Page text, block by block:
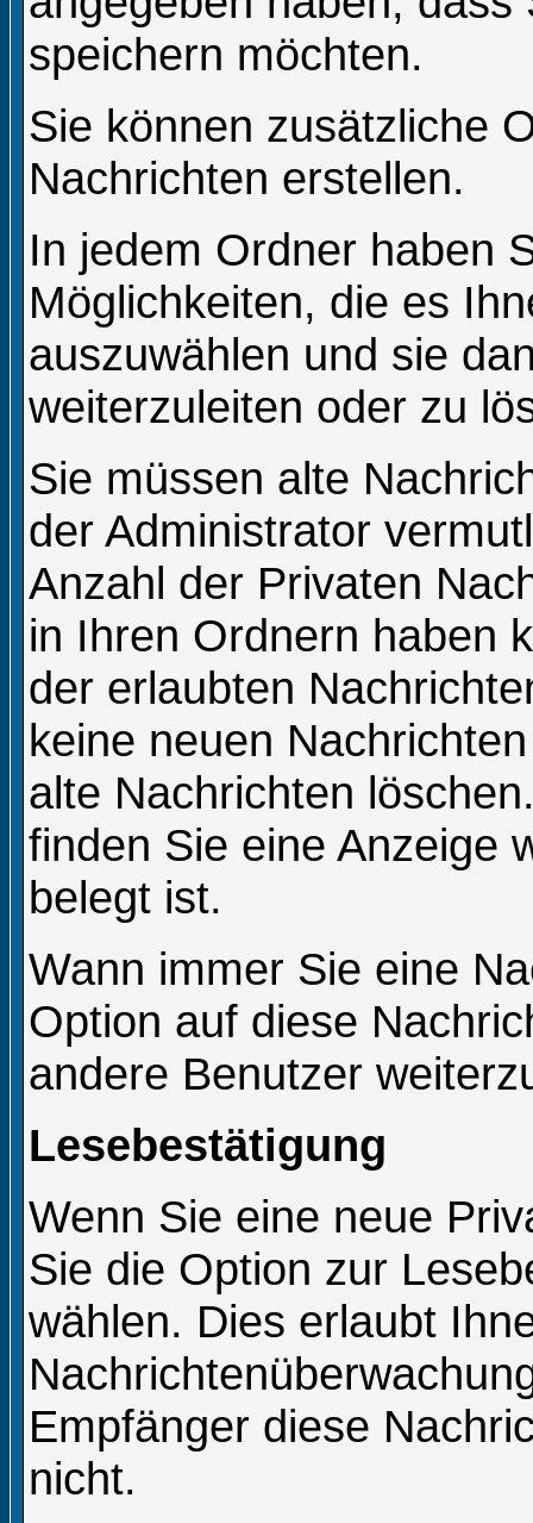
speichern möchten.
Sie können zusätzliche
Nachrichten erstellen.
In jedem Ordner haben
Möglichkeiten, die es
auszuwählen und sie
weiterzuleiten oder zu
Sie müssen alte
der Administrator
Anzahl der Privaten
in Ihren Ordnern haben
der erlaubten
keine neuen
alte Nachrichten
finden Sie eine Anzeige
belegt ist.
Wann immer Sie eine
Option auf diese
andere Benutzer
Lesebestätigung
Wenn Sie eine neue
Sie die Option zur
wählen. Dies erlaubt
Empfänger diese
nicht.